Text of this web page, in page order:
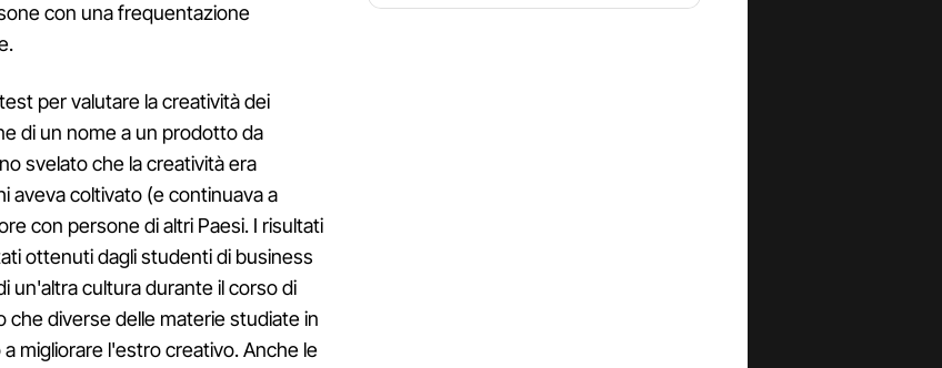
con una frequentazione
per valutare la creatività dei
di un nome a un prodotto da
svelato che la creatività era
aveva coltivato (e continuava a
con persone di altri Paesi. I risultati
ottenuti dagli studenti di business
un'altra cultura durante il corso di
diverse delle materie studiate in
migliorare l'estro creativo. Anche le